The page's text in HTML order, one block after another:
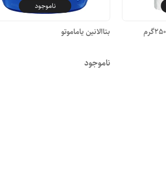
ناموجود
بتاالانین یاماموتو
ناموجود